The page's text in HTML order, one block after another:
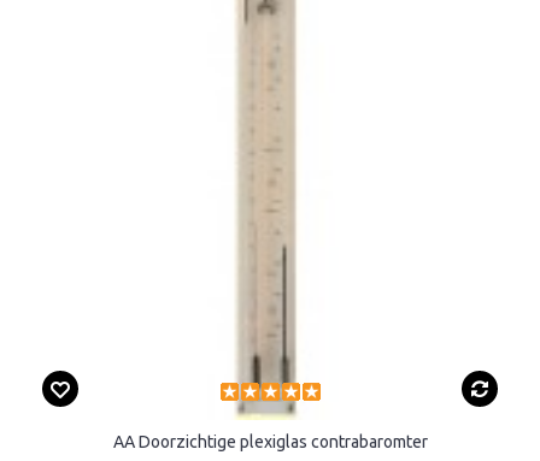
AA Doorzichtige plexiglas contrabaromter